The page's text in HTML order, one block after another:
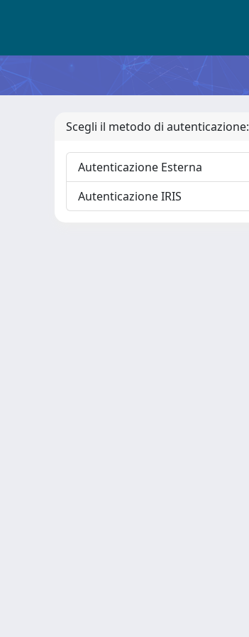
Scegli il metodo di autenticazione:
Autenticazione Esterna
Autenticazione IRIS